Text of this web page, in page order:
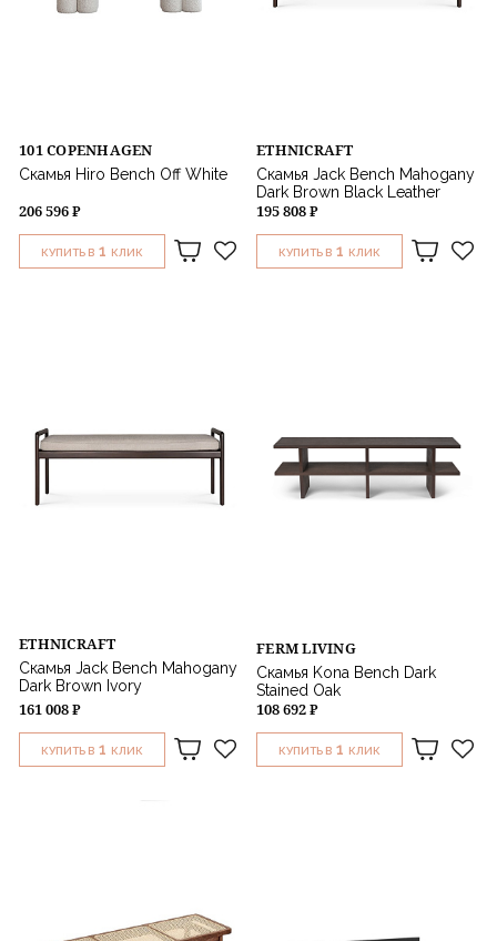
101 COPENHAGEN
Скамья Hiro Bench Off White
206 596 ₽
КУПИТЬ В 1 КЛИК
ETHNICRAFT
Скамья Jack Bench Mahogany
Dark Brown Black Leather
195 808 ₽
КУПИТЬ В 1 КЛИК
ETHNICRAFT
Скамья Jack Bench Mahogany
Dark Brown Ivory
161 008 ₽
КУПИТЬ В 1 КЛИК
FERM LIVING
Скамья Kona Bench Dark
Stained Oak
108 692 ₽
КУПИТЬ В 1 КЛИК